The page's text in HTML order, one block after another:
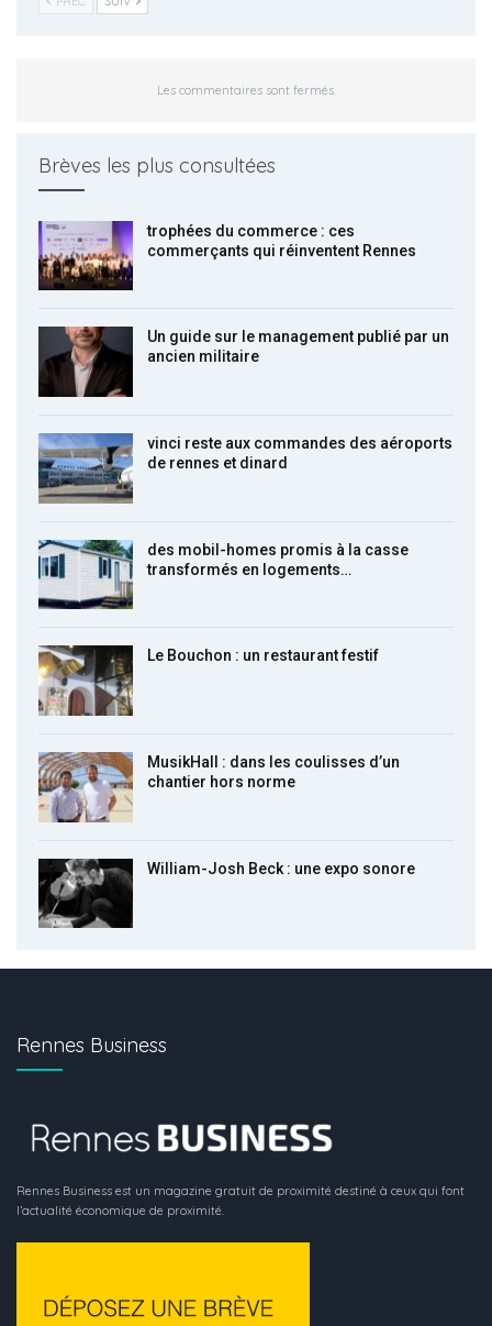
Les commentaires sont fermés.
Brèves les plus consultées
trophées du commerce : ces
commerçants qui réinventent Rennes
Un guide sur le management publié par un
ancien militaire
vinci reste aux commandes des aéroports
de rennes et dinard
des mobil-homes promis à la casse
transformés en logements…
Le Bouchon : un restaurant festif
MusikHall : dans les coulisses d’un
chantier hors norme
William-Josh Beck : une expo sonore
Rennes Business
Rennes Business est un magazine gratuit de proximité destiné à ceux qui font
l’actualité économique de proximité.